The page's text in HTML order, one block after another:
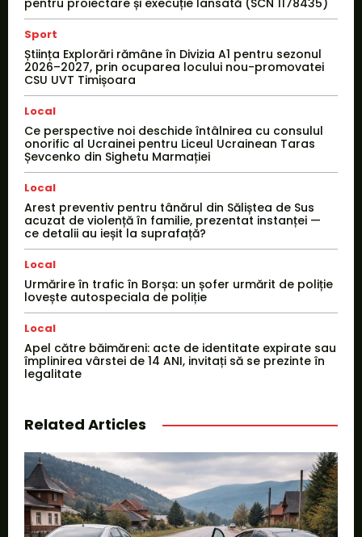
pentru proiectare și execuție lansată (SCN 1178435)
Sport
Știința Explorări rămâne în Divizia A1 pentru sezonul
2026–2027, prin ocuparea locului nou-promovatei
CSU UVT Timișoara
Local
Ce perspective noi deschide întâlnirea cu consulul
onorific al Ucrainei pentru Liceul Ucrainean Taras
Șevcenko din Sighetu Marmației
Local
Arest preventiv pentru tânărul din Săliștea de Sus
acuzat de violență în familie, prezentat instanței —
ce detalii au ieșit la suprafață?
Local
Urmărire în trafic în Borșa: un șofer urmărit de poliție
lovește autospeciala de poliție
Local
Apel către băimăreni: acte de identitate expirate sau
împlinirea vârstei de 14 ANI, invitați să se prezinte în
legalitate
Related Articles